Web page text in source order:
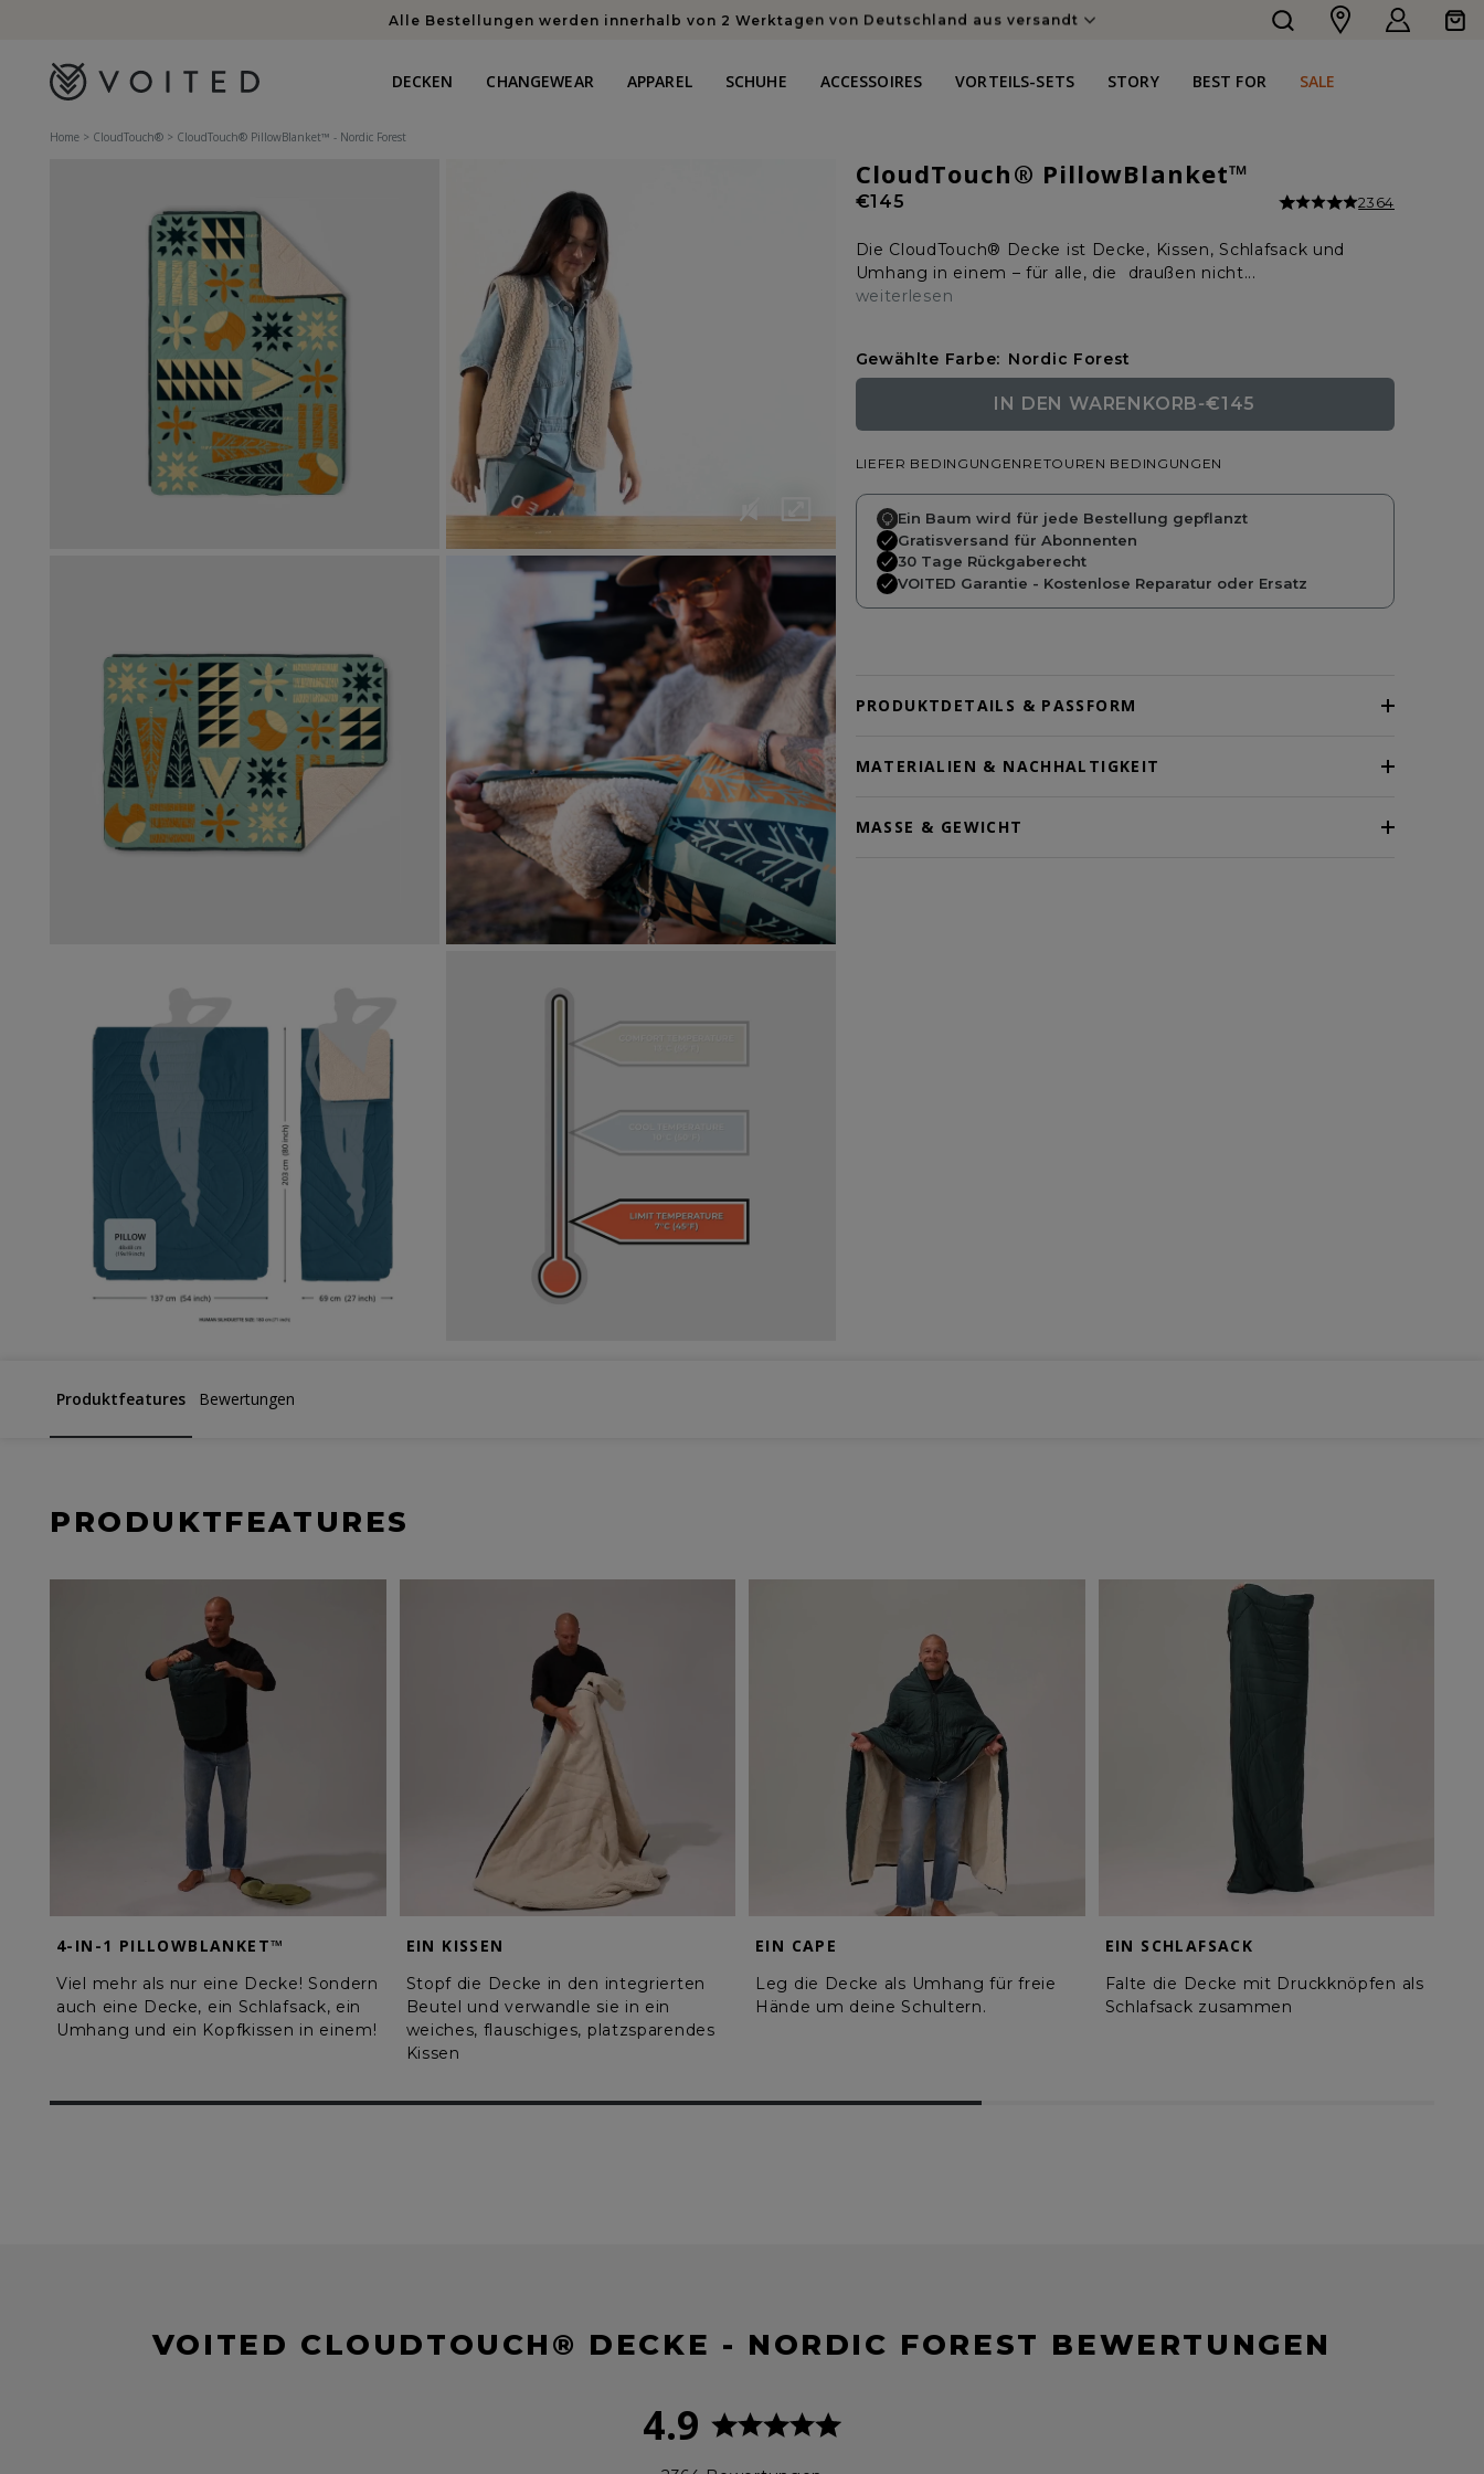
Alle Bestellungen werden innerhalb von 2 Werktagen von Deutschland aus versandt Einloggen
DECKEN CHANGEWEAR APPAREL SCHUHE ACCESSOIRES VORTEILS-SETS STORY BEST FOR SALE
Home > CloudTouch® > CloudTouch® PillowBlanket™ - Nordic Forest
CloudTouch® PillowBlanket™
Normaler
€145 2364
Die CloudTouch® Decke ist Decke, Kissen, Schlafsack und
Umhang in einem – für alle, die draußen nicht...
weiterlesen
Gewählte Farbe: Nordic Forest
IN DEN WARENKORB-
PREIS
€145
LIEFER BEDINGUNGEN RETOUREN BEDINGUNGEN
Ein Baum wird für jede Bestellung gepflanzt
Gratisversand für Abonnenten
30 Tage Rückgaberecht
VOITED Garantie - Kostenlose Reparatur oder Ersatz
PRODUKTDETAILS & PASSFORM
MATERIALIEN & NACHHALTIGKEIT
MASSE & GEWICHT
Produktfeatures Bewertungen
PRODUKTFEATURES
4-IN-1 PILLOWBLANKET™
Viel mehr als nur eine Decke! Sondern
auch eine Decke, ein Schlafsack, ein
Umhang und ein Kopfkissen in einem!
EIN KISSEN
Stopf die Decke in den integrierten
Beutel und verwandle sie in ein
weiches, flauschiges, platzsparendes
Kissen
EIN CAPE
Leg die Decke als Umhang für freie
Hände um deine Schultern.
EIN SCHLAFSACK
Falte die Decke mit Druckknöpfen als
Schlafsack zusammen
VOITED CLOUDTOUCH® DECKE - NORDIC FOREST BEWERTUNGEN
4.9